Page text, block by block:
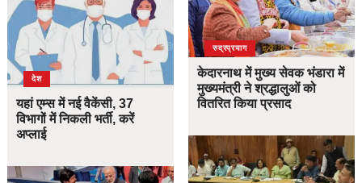
देश
यहां एम्स में नई वैकेंसी, 37
विभागों में निकली भर्ती, करें
अप्लाई
उत्तराखंड
देश
रुद्रप्रयाग
केदारनाथ में मुख्य सेवक भंडारा में
मुख्यमंत्री ने श्रद्धालुओं को
वितरित किया प्रसाद